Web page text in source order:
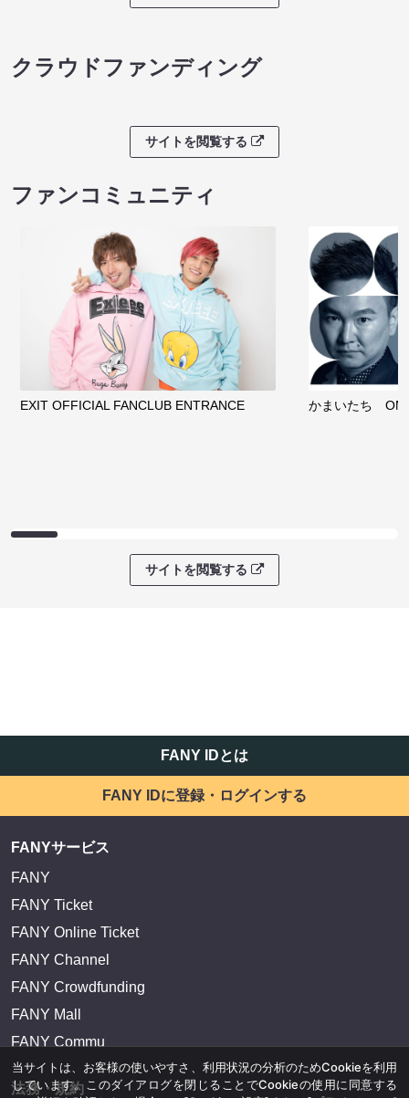
クラウドファンディング
サイトを閲覧する
ファンコミュニティ
EXIT OFFICIAL FANCLUB ENTRANCE かまいたち
サイトを閲覧する
FANY IDとは
FANY IDに登録・ログインする
FANYサービス
FANY
FANY Ticket
FANY Online Ticket
FANY Channel
FANY Crowdfunding
FANY Mall
FANY Commu
法務・規約
当サイトは、お客様の使いやすさ、利用状況の分析のためCookieを利用
しています。このダイアログを閉じることでCookieの使用に同意する